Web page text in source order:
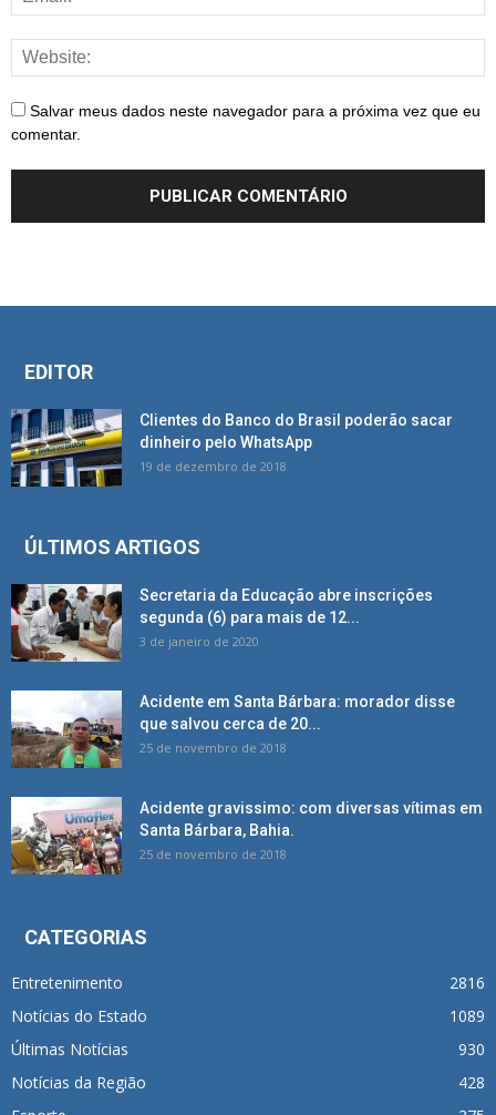
Salvar meus dados neste navegador para a próxima vez que eu
comentar.
EDITOR
Clientes do Banco do Brasil poderão sacar
dinheiro pelo WhatsApp
19 de dezembro de 2018
ÚLTIMOS ARTIGOS
Secretaria da Educação abre inscrições
segunda (6) para mais de 12...
3 de janeiro de 2020
Acidente em Santa Bárbara: morador disse
que salvou cerca de 20...
25 de novembro de 2018
Acidente gravissimo: com diversas vítimas em
Santa Bárbara, Bahia.
25 de novembro de 2018
CATEGORIAS
Entretenimento
2816
Notícias do Estado
1089
Últimas Notícias
930
Notícias da Região
428